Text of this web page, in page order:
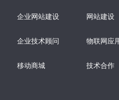
企业网站建设
企业技术顾问
移动商城
网站建设
物联网应
技术合作